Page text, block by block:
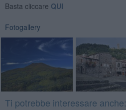
Basta cliccare QUI
Fotogallery
Ti potrebbe interessare anche: